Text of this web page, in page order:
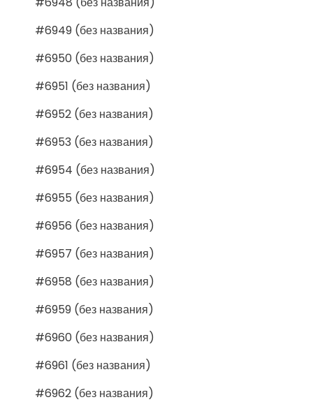
#6949 (без названия)
#6950 (без названия)
#6951 (без названия)
#6952 (без названия)
#6953 (без названия)
#6954 (без названия)
#6955 (без названия)
#6956 (без названия)
#6957 (без названия)
#6958 (без названия)
#6959 (без названия)
#6960 (без названия)
#6961 (без названия)
#6962 (без названия)